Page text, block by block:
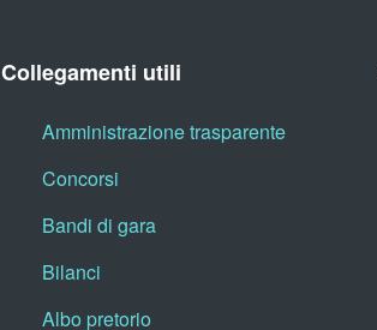
Collegamenti utili
Amministrazione trasparente
Concorsi
Bandi di gara
Bilanci
Albo pretorio